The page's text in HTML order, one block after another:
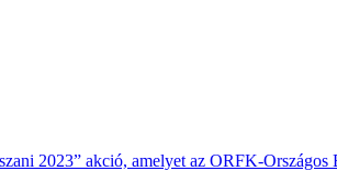
2023” akció, amelyet az ORFK-